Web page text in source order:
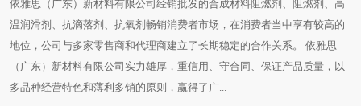
依雅思（广东）新材料有限公司经销批发的合成材料阻燃剂、阻燃剂、高
温润滑剂、抗滴落剂、抗氧剂畅销消费者市场，在消费者当中享有较高的
地位，公司与多家零售商和代理商建立了长期稳定的合作关系。 依雅思
（广东）新材料有限公司实力雄厚，重信用、守合同、保证产品质量，以
多品种经营特色和薄利多销的原则，赢得了广...